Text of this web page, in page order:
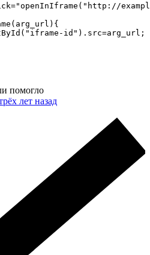
id").src=arg_url;
помогло
лет назад